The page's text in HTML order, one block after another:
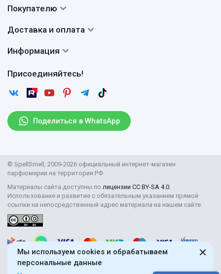
Мы используем cookies и обрабатываем
персональные данные
Поделиться в WhatsApp
Присоединяйтесь!
Авторы
Сертификаты
Покупателю
Вопросы и ответы
Отзывы
Статьи
Рассылка
Доставка и оплата
Доставка
Возврат
Информация
Пользовательское соглашение
Защита персональных данных
Правила продажи товаров (Постановление Правительства
Поставщикам
© SpellSmell, 2009-2026 официальный интернет-магазин
парфюмерии на территории РФ
Материалы сайта доступны по лицензии CC BY-SA 4.0.
Использование и развитие с обязательным указанием прямой
ссылки на непосредственный адрес материала на нашем сайте.